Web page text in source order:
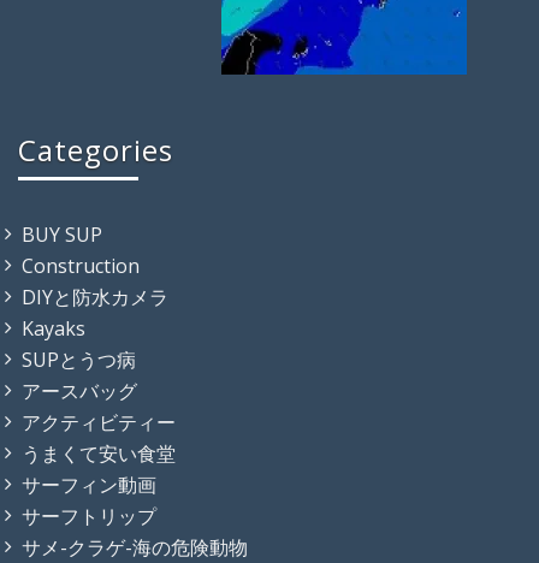
Categories
BUY SUP
Construction
DIYと防水カメラ
Kayaks
SUPとうつ病
アースバッグ
アクティビティー
うまくて安い食堂
サーフィン動画
サーフトリップ
サメ-クラゲ-海の危険動物